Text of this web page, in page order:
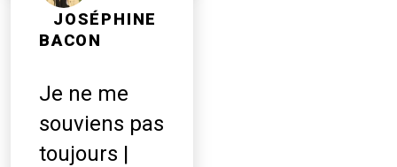
JOSÉPHINE
BACON
Je ne me
souviens pas
toujours |